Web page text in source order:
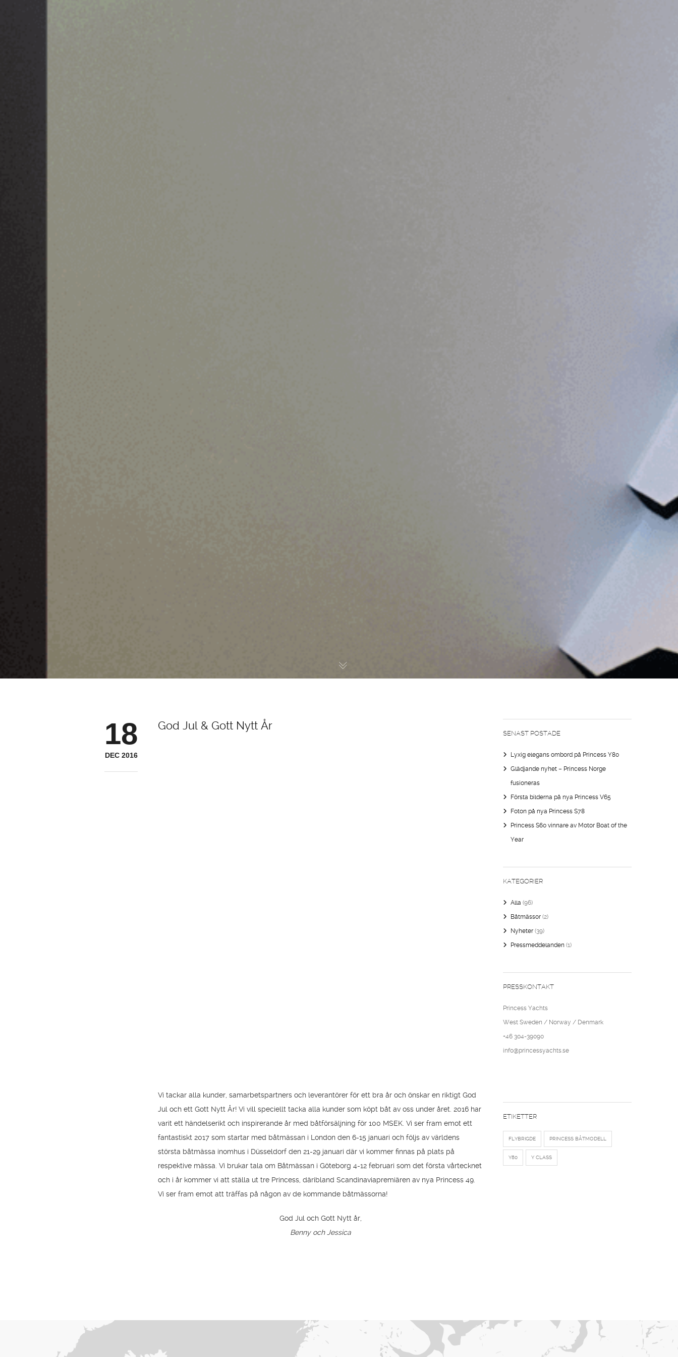
18
DEC 2016
God Jul & Gott Nytt År
Vi tackar alla kunder, samarbetspartners och leverantörer för ett bra år och önskar en riktigt God
Jul och ett Gott Nytt År! Vi vill speciellt tacka alla kunder som köpt båt av oss under året. 2016 har
varit ett händelserikt och inspirerande år med båtförsäljning för 100 MSEK. Vi ser fram emot ett
fantastiskt 2017 som startar med båtmässan i London den 6-15 januari och följs av världens
största båtmässa inomhus i Düsseldorf den 21-29 januari där vi kommer finnas på plats på
respektive mässa. Vi brukar tala om Båtmässan i Göteborg 4-12 februari som det första vårtecknet
och i år kommer vi att ställa ut tre Princess, däribland Scandinaviapremiären av nya Princess 49.
Vi ser fram emot att träffas på någon av de kommande båtmässorna!
God Jul och Gott Nytt år,
Benny och Jessica
SENAST POSTADE
Lyxig elegans ombord på Princess Y80
Glädjande nyhet – Princess Norge
fusioneras
Första bilderna på nya Princess V65
Foton på nya Princess S78
Princess S60 vinnare av Motor Boat of the
Year
KATEGORIER
Alla (96)
Båtmässor (2)
Nyheter (39)
Pressmeddelanden (1)
PRESSKONTAKT
Princess Yachts
West Sweden / Norway / Denmark
+46 304-39090
info@princessyachts.se
ETIKETTER
FLYBRIGDE PRINCESS BÅTMODELL
Y80 Y CLASS
EVENT